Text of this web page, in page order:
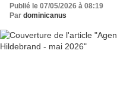
Publié le 07/05/2026 à 08:19
Par dominicanus